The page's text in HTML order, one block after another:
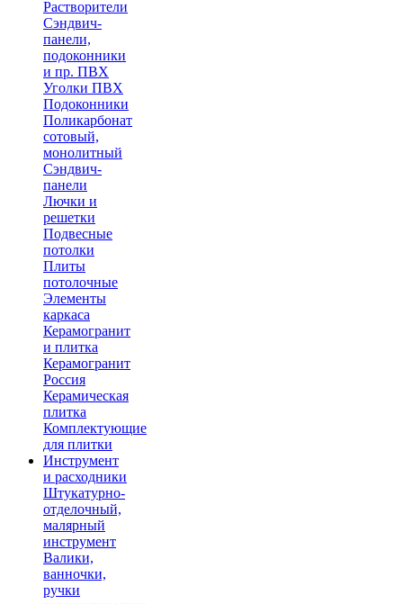
Растворители
Сэндвич-
панели,
подоконники
и пр. ПВХ
Уголки ПВХ
Подоконники
Поликарбонат
сотовый,
монолитный
Сэндвич-
панели
Лючки и
решетки
Подвесные
потолки
Плиты
потолочные
Элементы
каркаса
Керамогранит
и плитка
Керамогранит
Россия
Керамическая
плитка
Комплектующие
для плитки
Инструмент
и расходники
Штукатурно-
отделочный,
малярный
инструмент
Валики,
ванночки,
ручки